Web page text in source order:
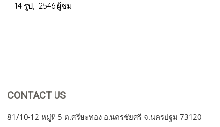
14 รูป, 2546 ผู้ชม
CONTACT US
81/10-12 หมู่ที่ 5 ต.ศรีษะทอง อ.นครชัยศรี จ.นครปฐม 73120